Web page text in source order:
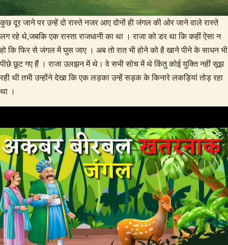
कुछ दूर जाने पर उन्हें दो रास्ते नजर आए दोनों ही जंगल की ओर जाने वाले रास्ते
लग रहे थे,जबकि एक रास्ता राजधानी का था । राजा को डर था कि कहीं ऐसा न
हो कि फिर से जंगल में घुस जाए । अब तो रात भी होने को है खाने पीने के साधन भी
पीछे छूट गए हैं । राजा उलझन में थे। वे सभी सोच में थे किंतु कोई युक्ति नहीं सूझ
रही थी तभी उन्होंने देखा कि एक लड़का उन्हें सड़क के किनारे लकड़ियां तोड़ रहा
था ।